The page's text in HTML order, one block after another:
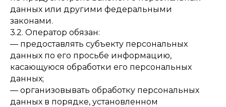
данных или другими федеральными
законами.
3.2. Оператор обязан:
— предоставлять субъекту персональных
данных по его просьбе информацию,
касающуюся обработки его персональных
данных;
— организовывать обработку персональных
данных в порядке, установленном